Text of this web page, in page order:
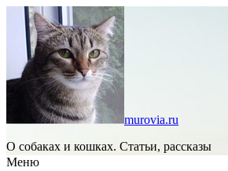
murovia.ru
О собаках и кошках. Статьи, рассказы
Меню